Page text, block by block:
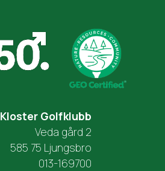
Golfklubb
Veda gård 2
585 75 Ljungsbro
013-169700